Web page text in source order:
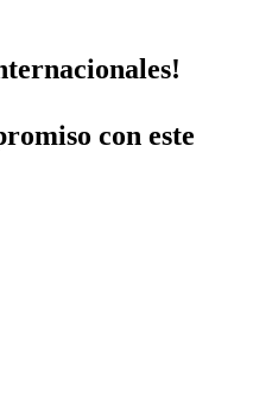
con este